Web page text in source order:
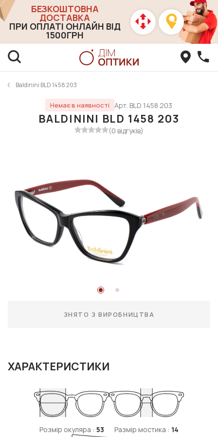
БЕЗКОШТОВНА
ДОСТАВКА
ПРИ ОПЛАТІ ОНЛАЙН ВІД
1500ГРН
Baldinini BLD 1458 203
Немає в наявності Арт. BLD 1458 203
BALDININI BLD 1458 203
(0 відгуків)
ЗНЯТО З ВИРОБНИЦТВА
ХАРАКТЕРИСТИКИ
Розмір окуляра : 53 Размір мостика : 14